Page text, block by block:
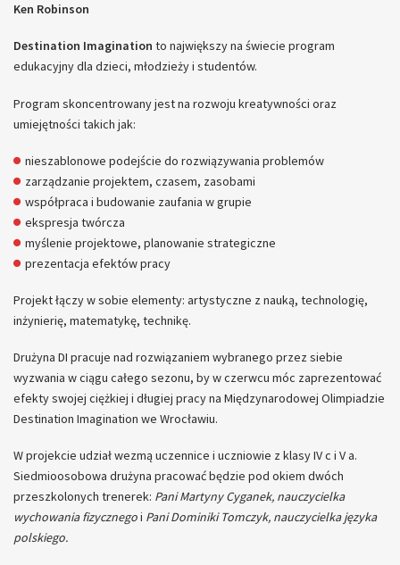
Ken Robinson
Destination Imagination to największy na świecie program
edukacyjny dla dzieci, młodzieży i studentów.
Program skoncentrowany jest na rozwoju kreatywności oraz
umiejętności takich jak:
nieszablonowe podejście do rozwiązywania problemów
zarządzanie projektem, czasem, zasobami
współpraca i budowanie zaufania w grupie
ekspresja twórcza
myślenie projektowe, planowanie strategiczne
prezentacja efektów pracy
Projekt łączy w sobie elementy: artystyczne z nauką, technologię,
inżynierię, matematykę, technikę.
Drużyna DI pracuje nad rozwiązaniem wybranego przez siebie
wyzwania w ciągu całego sezonu, by w czerwcu móc zaprezentować
efekty swojej ciężkiej i długiej pracy na Międzynarodowej Olimpiadzie
Destination Imagination we Wrocławiu.
W projekcie udział wezmą uczennice i uczniowie z klasy IV c i V a.
Siedmioosobowa drużyna pracować będzie pod okiem dwóch
przeszkolonych trenerek: Pani Martyny Cyganek, nauczycielka
wychowania fizycznegoi Pani Dominiki Tomczyk, nauczycielka języka
polskiego.